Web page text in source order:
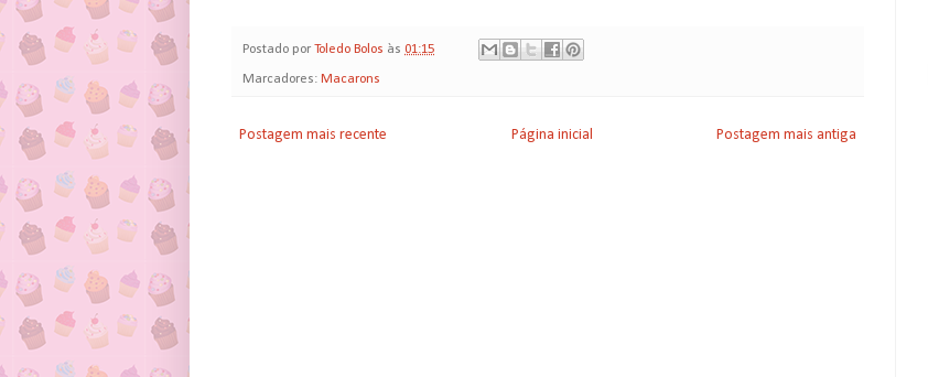
Postado por Toledo Bolos às 01:15
Marcadores: Macarons
Postagem mais recente Postagem mais antiga
Página inicial